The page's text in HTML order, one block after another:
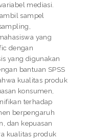
mediasi.
sampel
yang
dengan
yang digunakan
bantuan SPSS
kualitas produk
konsumen,
terhadap
berpengaruh
dan kepuasan
kualitas produk